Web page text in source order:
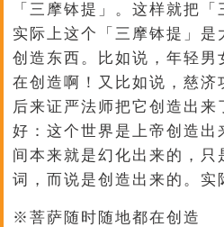
「三摩钵提」。这样就把「
实际上这个「三摩钵提」是
创造东西。比如说，年轻男
在创造啊！又比如说，慈济
后来证严法师把它创造出来
好：这个世界是上帝创造出
间本来就是幻化出来的，只
词，而说是创造出来的。实
※菩萨随时随地都在创造